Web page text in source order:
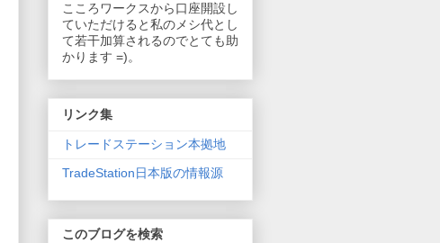
こころワークスから口座開設し
ていただけると私のメシ代とし
て若干加算されるのでとても助
かります =)。
リンク集
トレードステーション本拠地
TradeStation日本版の情報源
このブログを検索